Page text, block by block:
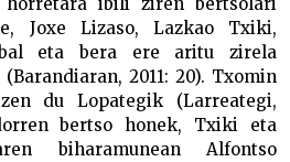
ibili ziren bertsolari
Joxe Lizaso, Lazkao Txiki,
eta bera ere aritu zirela
2011: 20). Txomin
du Lopategik (Larreategi,
bertso honek, Txiki eta
biharamunean Alfontso